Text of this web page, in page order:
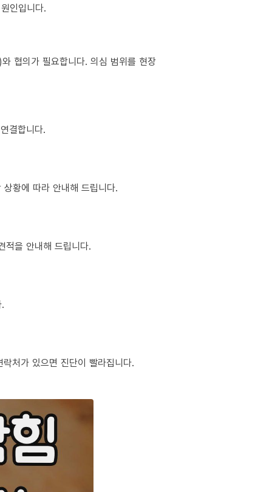
인입니다.
협의가 필요합니다. 의심 범위를 현장
결합니다.
황에 따라 안내해 드립니다.
적을 안내해 드립니다.
처가 있으면 진단이 빨라집니다.